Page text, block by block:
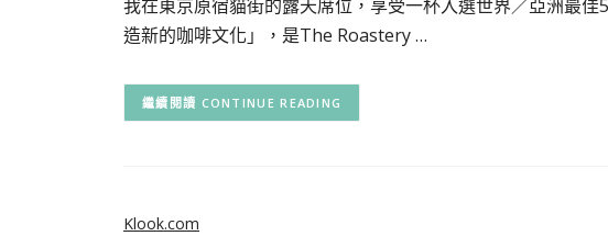
我在東京原宿貓街的露天席位，享受一杯入選世界／亞洲最
造新的咖啡文化」，是The Roastery …
CONTINUE READING
Klook.com